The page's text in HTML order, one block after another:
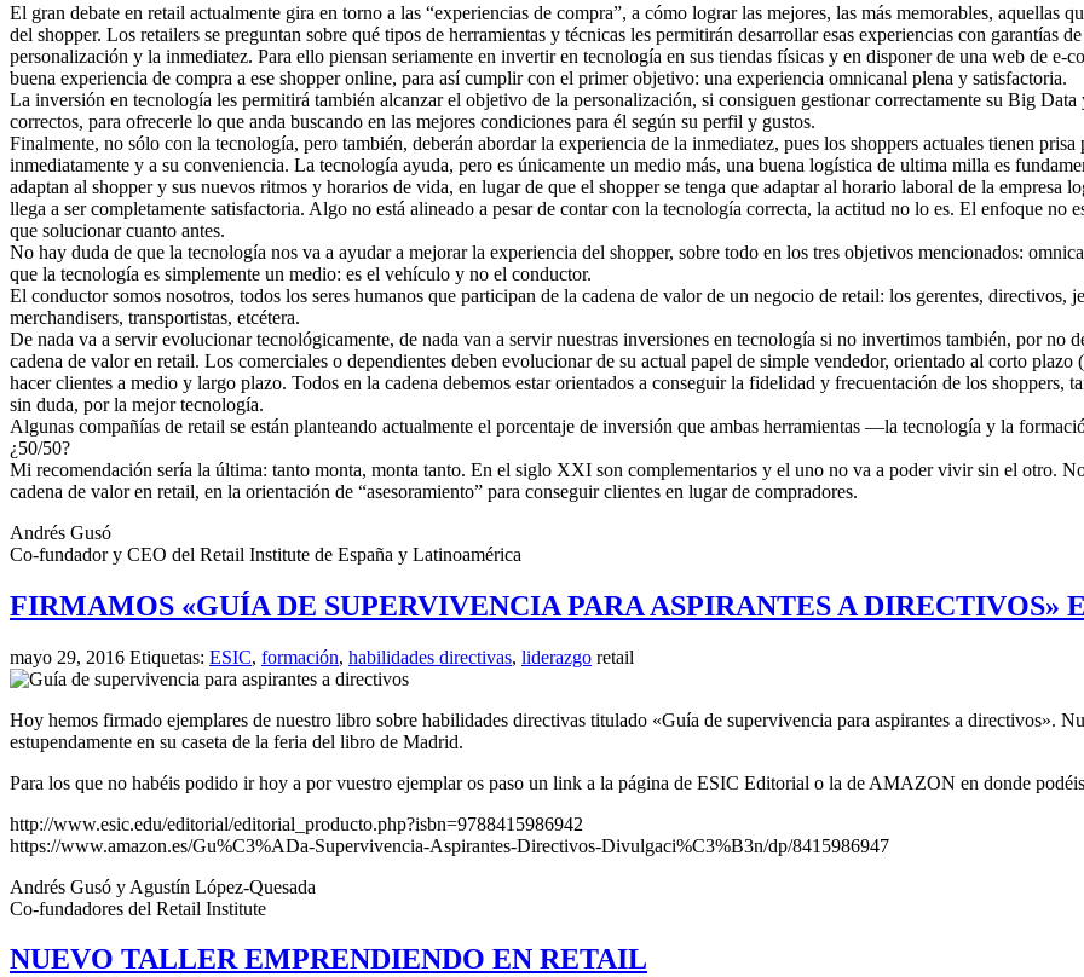
El gran debate en retail actualmente gira en torno a las “experiencias de compra”, a cómo lograr las mejores, las más memorables, aquellas
del shopper. Los retailers se preguntan sobre qué tipos de herramientas y técnicas les permitirán desarrollar esas experiencias con
personalización y la inmediatez. Para ello piensan seriamente en invertir en tecnología en sus tiendas físicas y en disponer de una web de e-
buena experiencia de compra a ese shopper online, para así cumplir con el primer objetivo: una experiencia omnicanal plena y satisfactoria.
La inversión en tecnología les permitirá también alcanzar el objetivo de la personalización, si consiguen gestionar correctamente su Big
correctos, para ofrecerle lo que anda buscando en las mejores condiciones para él según su perfil y gustos.
Finalmente, no sólo con la tecnología, pero también, deberán abordar la experiencia de la inmediatez, pues los shoppers actuales tienen
inmediatamente y a su conveniencia. La tecnología ayuda, pero es únicamente un medio más, una buena logística de ultima milla es
adaptan al shopper y sus nuevos ritmos y horarios de vida, en lugar de que el shopper se tenga que adaptar al horario laboral de la
llega a ser completamente satisfactoria. Algo no está alineado a pesar de contar con la tecnología correcta, la actitud no lo es. El enfoque
que solucionar cuanto antes.
No hay duda de que la tecnología nos va a ayudar a mejorar la experiencia del shopper, sobre todo en los tres objetivos mencionados:
que la tecnología es simplemente un medio: es el vehículo y no el conductor.
El conductor somos nosotros, todos los seres humanos que participan de la cadena de valor de un negocio de retail: los gerentes, directivos,
merchandisers, transportistas, etcétera.
De nada va a servir evolucionar tecnológicamente, de nada van a servir nuestras inversiones en tecnología si no invertimos también, por no
cadena de valor en retail. Los comerciales o dependientes deben evolucionar de su actual papel de simple vendedor, orientado al corto
hacer clientes a medio y largo plazo. Todos en la cadena debemos estar orientados a conseguir la fidelidad y frecuentación de los
sin duda, por la mejor tecnología.
Algunas compañías de retail se están planteando actualmente el porcentaje de inversión que ambas herramientas —la tecnología y la
¿50/50?
Mi recomendación sería la última: tanto monta, monta tanto. En el siglo XXI son complementarios y el uno no va a poder vivir sin el otro.
cadena de valor en retail, en la orientación de “asesoramiento” para conseguir clientes en lugar de compradores.
Andrés Gusó
Co-fundador y CEO del Retail Institute de España y Latinoamérica
FIRMAMOS «GUÍA DE SUPERVIVENCIA PARA ASPIRANTES A
mayo 29, 2016 Etiquetas: ESIC, formación, habilidades directivas, liderazgo retail
Hoy hemos firmado ejemplares de nuestro libro sobre habilidades directivas titulado «Guía de supervivencia para aspirantes a directivos».
estupendamente en su caseta de la feria del libro de Madrid.
Para los que no habéis podido ir hoy a por vuestro ejemplar os paso un link a la página de ESIC Editorial o la de AMAZON en donde
http://www.esic.edu/editorial/editorial_producto.php?isbn=9788415986942
https://www.amazon.es/Gu%C3%ADa-Supervivencia-Aspirantes-Directivos-Divulgaci%C3%B3n/dp/8415986947
Andrés Gusó y Agustín López-Quesada
Co-fundadores del Retail Institute
NUEVO TALLER EMPRENDIENDO EN RETAIL